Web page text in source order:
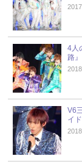
4人
路
V6
イ